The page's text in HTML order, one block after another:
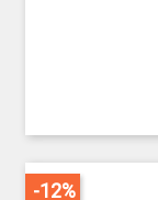
-12%